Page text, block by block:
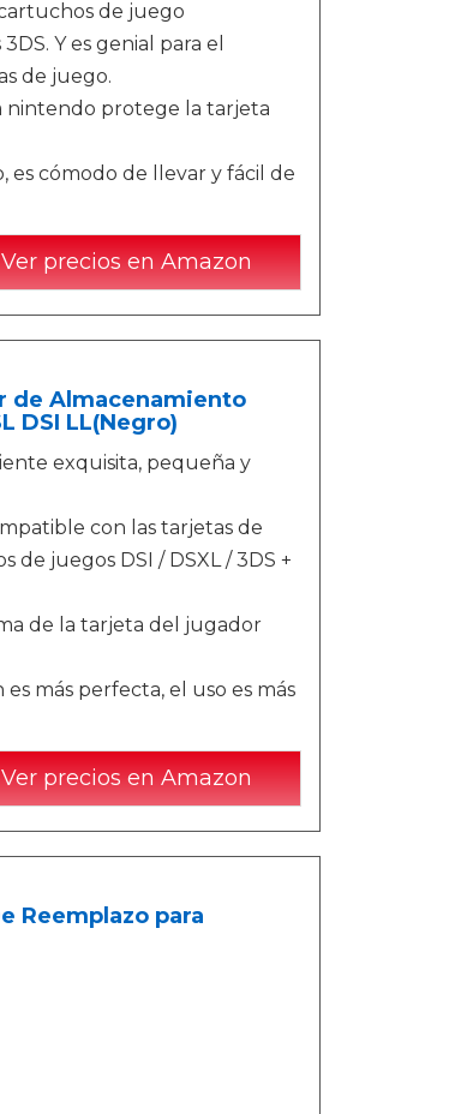
de juego
Y es genial para el
de juego.
nintendo protege la tarjeta
cómodo de llevar y fácil de
precios en Amazon
de Almacenamiento
DSI LL(Negro)
exquisita, pequeña y
con las tarjetas de
juegos DSI / DSXL / 3DS +
de la tarjeta del jugador
más perfecta, el uso es más
precios en Amazon
Reemplazo para